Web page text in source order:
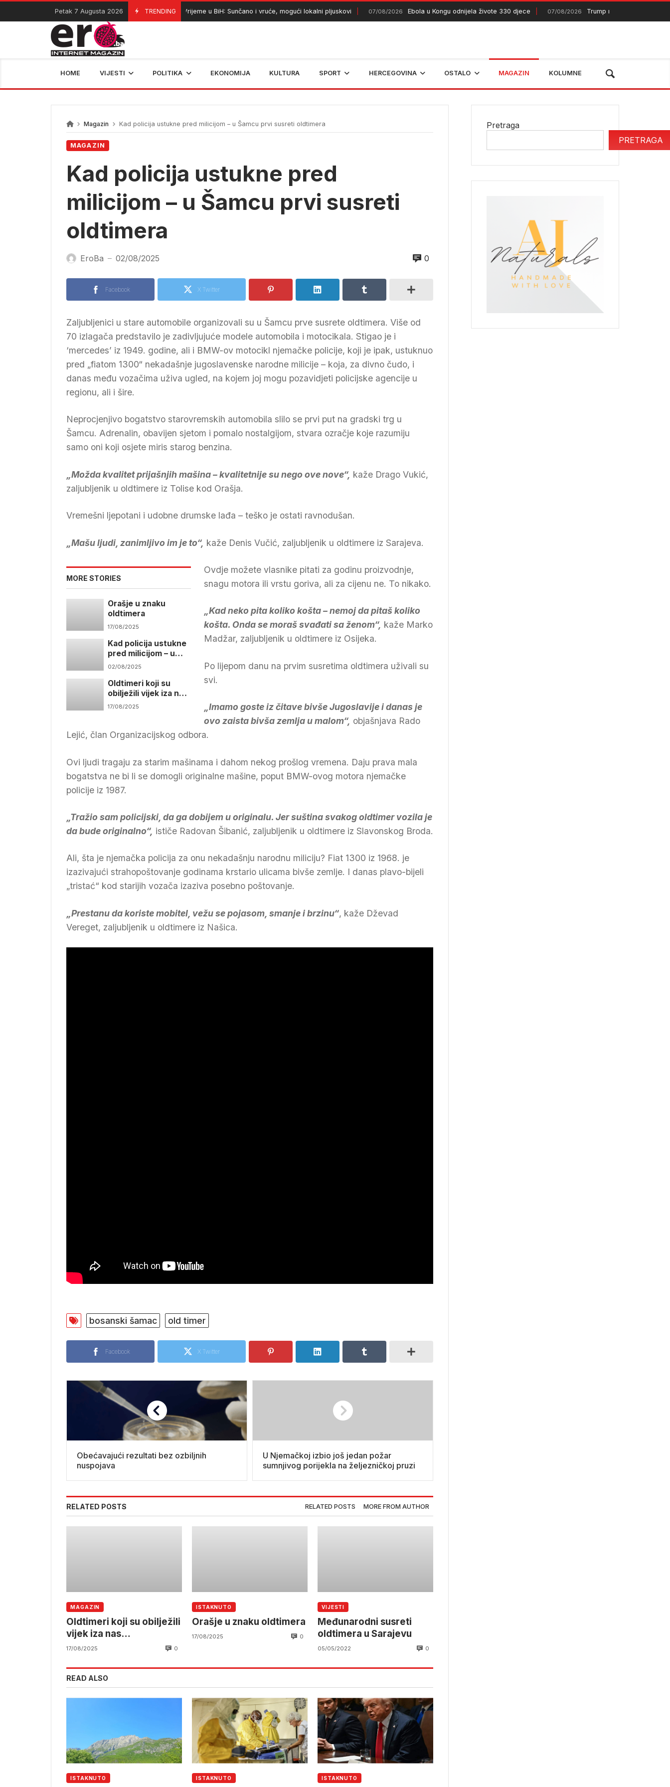
Skip
content
Petak 7 Augusta 2026 TRENDING
07/08/2026 Vrijeme u BiH: Sunčano i vruće, mogući lokalni pljuskovi 07/08/2026 Ebola u Kongu odnijela živote 330 djece 07/08/2026 Trump najavljuje skori kraj rata
HOME VIJESTI POLITIKA EKONOMIJA KULTURA SPORT HERCEGOVINA OSTALO MAGAZIN KOLUMNE
Magazin Kad policija ustukne pred milicijom – u Šamcu prvi susreti oldtimera
MAGAZIN
Kad policija ustukne pred
milicijom – u Šamcu prvi susreti
oldtimera
EroBa — 02/08/2025 0
Facebook X Twitter
Zaljubljenici u stare automobile organizovali su u Šamcu prve susrete oldtimera. Više od
70 izlagača predstavilo je zadivljujuće modele automobila i motocikala. Stigao je i
‘mercedes’ iz 1949. godine, ali i BMW-ov motocikl njemačke policije, koji je ipak, ustuknuo
pred „fiatom 1300“ nekadašnje jugoslavenske narodne milicije – koja, za divno čudo, i
danas među vozačima uživa ugled, na kojem joj mogu pozavidjeti policijske agencije u
regionu, ali i šire.
Neprocjenjivo bogatstvo starovremskih automobila slilo se prvi put na gradski trg u
Šamcu. Adrenalin, obavijen sjetom i pomalo nostalgijom, stvara ozračje koje razumiju
samo oni koji osjete miris starog benzina.
„Možda kvalitet prijašnjih mašina – kvalitetnije su nego ove nove“, kaže Drago Vukić,
zaljubljenik u oldtimere iz Tolise kod Orašja.
Vremešni ljepotani i udobne drumske lađa – teško je ostati ravnodušan.
„Mašu ljudi, zanimljivo im je to“, kaže Denis Vučić, zaljubljenik u oldtimere iz Sarajeva.
MORE STORIES
Orašje u znaku
oldtimera
17/08/2025
Kad policija ustukne
pred milicijom – u
Šamcu prvi susreti
02/08/2025
Oldtimeri koji su
obilježili vijek iza nas
prodefilovali
17/08/2025
Ovdje možete vlasnike pitati za godinu proizvodnje,
snagu motora ili vrstu goriva, ali za cijenu ne. To nikako.
„Kad neko pita koliko košta – nemoj da pitaš koliko
košta. Onda se moraš svađati sa ženom“, kaže Marko
Madžar, zaljubljenik u oldtimere iz Osijeka.
Po lijepom danu na prvim susretima oldtimera uživali su
svi.
„Imamo goste iz čitave bivše Jugoslavije i danas je
ovo zaista bivša zemlja u malom“, objašnjava Rado
Lejić, član Organizacijskog odbora.
Ovi ljudi tragaju za starim mašinama i dahom nekog prošlog vremena. Daju prava mala
bogatstva ne bi li se domogli originalne mašine, poput BMW-ovog motora njemačke
policije iz 1987.
„Tražio sam policijski, da ga dobijem u originalu. Jer suština svakog oldtimer vozila je
da bude originalno“, ističe Radovan Šibanić, zaljubljenik u oldtimere iz Slavonskog Broda.
Ali, šta je njemačka policija za onu nekadašnju narodnu miliciju? Fiat 1300 iz 1968. je
izazivajući strahopoštovanje godinama krstario ulicama bivše zemlje. I danas plavo-bijeli
„tristać“ kod starijih vozača izaziva posebno poštovanje.
„Prestanu da koriste mobitel, vežu se pojasom, smanje i brzinu“, kaže Dževad
Vereget, zaljubljenik u oldtimere iz Našica.
bosanski šamac old timer
Facebook X Twitter
Obećavajući rezultati bez ozbiljnih
nuspojava
U Njemačkoj izbio još jedan požar
sumnjivog porijekla na željezničkoj pruzi
RELATED POSTS RELATED POSTS MORE FROM AUTHOR
MAGAZIN
Oldtimeri koji su obilježili
vijek iza nas
prodefilovali Bijeljinom
17/08/2025 0
ISTAKNUTO
Orašje u znaku oldtimera
17/08/2025 0
VIJESTI
Međunarodni susreti
oldtimera u Sarajevu
05/05/2022 0
READ ALSO
ISTAKNUTO ISTAKNUTO ISTAKNUTO
Pretraga
PRETRAGA